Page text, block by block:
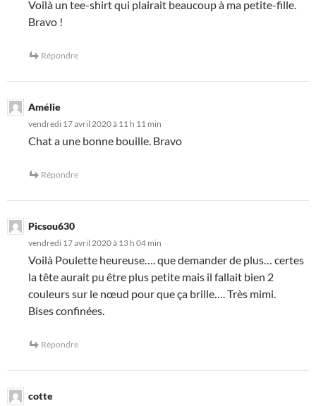
Voilà un tee-shirt qui plairait beaucoup à ma petite-fille.
Bravo !
Répondre
Amélie
vendredi 17 avril 2020 à 11 h 11 min
Chat a une bonne bouille. Bravo
Répondre
Picsou630
vendredi 17 avril 2020 à 13 h 04 min
Voilà Poulette heureuse…. que demander de plus… certes
la tête aurait pu être plus petite mais il fallait bien 2
couleurs sur le nœud pour que ça brille…. Très mimi.
Bises confinées.
Répondre
cotte